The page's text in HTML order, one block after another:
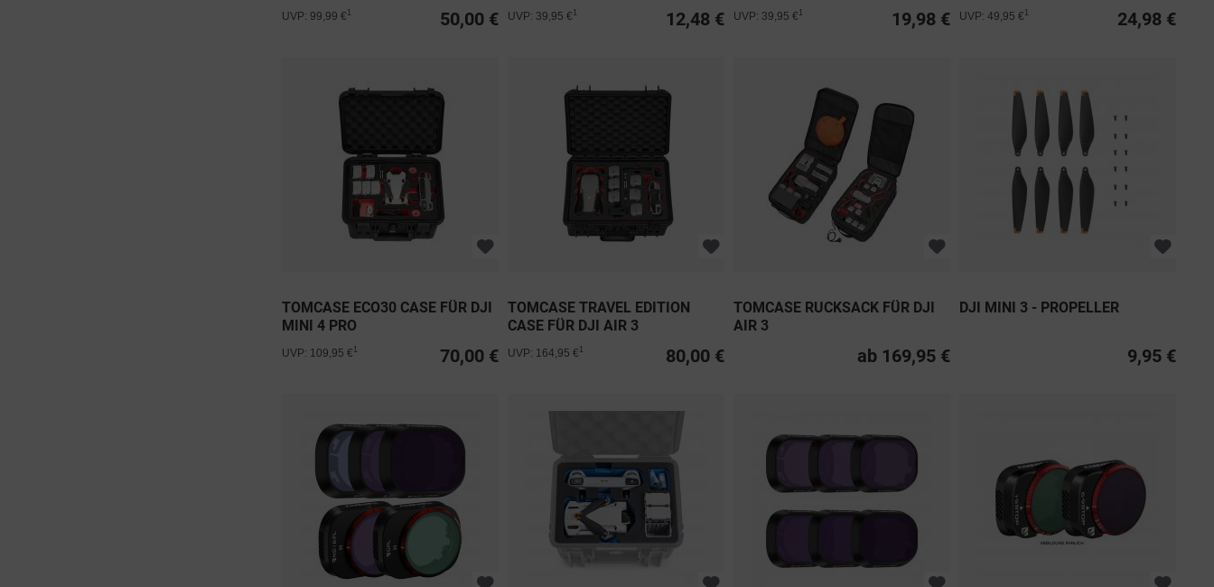
50,00 €
UVP: 99,99 € 1 12,48 €
UVP: 39,95 € 1 19,98 €
UVP: 39,95 € 1 24,98 €
UVP: 49,95 € 1
TOMCASE ECO30 CASE FÜR DJI
MINI 4 PRO
70,00 €
UVP: 109,95 € 1
TOMCASE TRAVEL EDITION
CASE FÜR DJI AIR 3
80,00 €
UVP: 164,95 € 1
TOMCASE RUCKSACK FÜR DJI
AIR 3
ab 169,95 €
DJI MINI 3 - PROPELLER
9,95 €